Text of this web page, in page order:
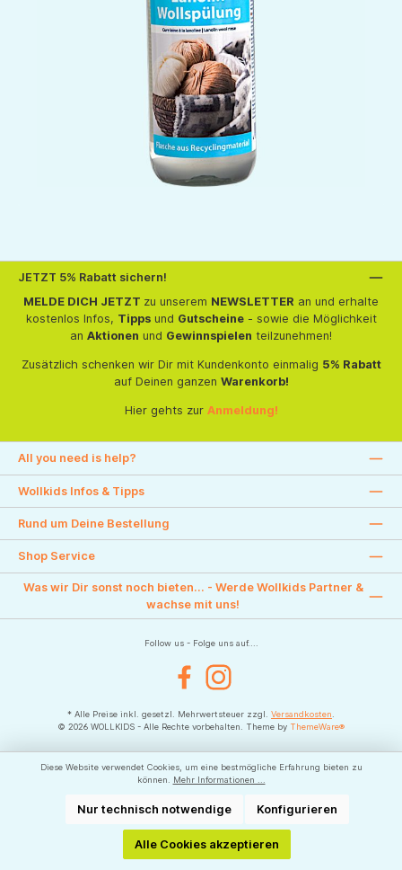
JETZT 5% Rabatt sichern!
MELDE DICH JETZT zu unserem NEWSLETTER an und erhalte
kostenlos Infos, Tippsund Gutscheine- sowie die Möglichkeit
an Aktionen und Gewinnspielen teilzunehmen!
Zusätzlich schenken wir Dir mit Kundenkonto einmalig 5% Rabatt
auf Deinen ganzen Warenkorb!
Hier gehts zur Anmeldung!
All you need is help?
Wollkids Infos & Tipps
Rund um Deine Bestellung
Shop Service
Was wir Dir sonst noch bieten... - Werde Wollkids Partner &
wachse mit uns!
Follow us - Folge uns auf....
FacebookInstagram
* Alle Preise inkl. gesetzl. Mehrwertsteuer zzgl. Versandkosten
© 2026 WOLLKIDS - Alle Rechte vorbehalten. Theme by ThemeWare®
Diese Website verwendet Cookies, um eine bestmögliche Erfahrung bieten zu
können.
Mehr Informationen ...
Nur technisch notwendige Konfigurieren
Alle Cookies akzeptieren